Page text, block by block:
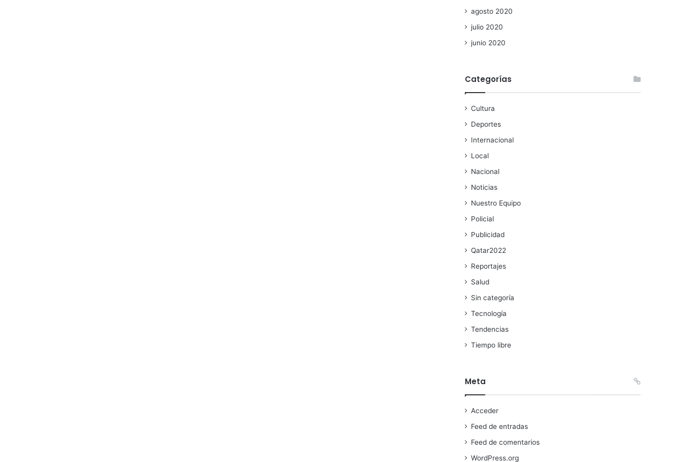
agosto 2020
julio 2020
junio 2020
Categorías
Cultura
Deportes
Internacional
Local
Nacional
Noticias
Nuestro Equipo
Policial
Publicidad
Qatar2022
Reportajes
Salud
Sin categoría
Tecnología
Tendencias
Tiempo libre
Meta
Acceder
Feed de entradas
Feed de comentarios
WordPress.org